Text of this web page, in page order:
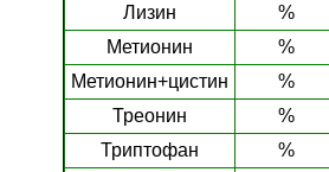
Лизин
%
Метионин
%
Метионин+цистин
%
Треонин
%
Триптофан
%